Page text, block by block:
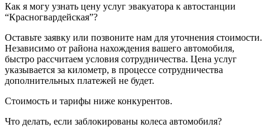
Как я могу узнать цену услуг эвакуатора к автостанции
“Красногвардейская”?
Оставьте заявку или позвоните нам для уточнения стоимости.
Независимо от района нахождения вашего автомобиля,
быстро рассчитаем условия сотрудничества. Цена услуг
указывается за километр, в процессе сотрудничества
дополнительных платежей не будет.
Стоимость и тарифы ниже конкурентов.
Что делать, если заблокированы колеса автомобиля?